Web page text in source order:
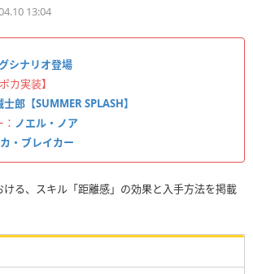
13:04
シナリオ登場
カ実装】
士郎【SUMMER SPLASH】
ノエル・ノア
・ブレイカー
ける、スキル「距離感」の効果と入手方法を掲載